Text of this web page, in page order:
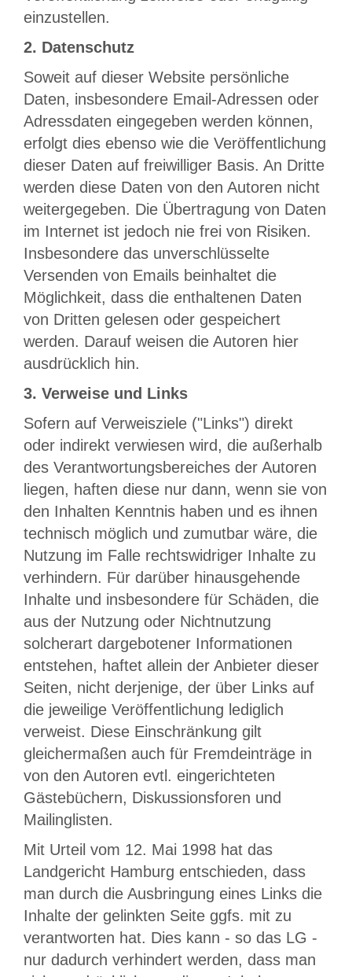
einzustellen.
2. Datenschutz
Soweit auf dieser Website persönliche
Daten, insbesondere Email-Adressen oder
Adressdaten eingegeben werden können,
erfolgt dies ebenso wie die Veröffentlichung
dieser Daten auf freiwilliger Basis. An Dritte
werden diese Daten von den Autoren nicht
weitergegeben. Die Übertragung von Daten
im Internet ist jedoch nie frei von Risiken.
Insbesondere das unverschlüsselte
Versenden von Emails beinhaltet die
Möglichkeit, dass die enthaltenen Daten
von Dritten gelesen oder gespeichert
werden. Darauf weisen die Autoren hier
ausdrücklich hin.
3. Verweise und Links
Sofern auf Verweisziele ("Links") direkt
oder indirekt verwiesen wird, die außerhalb
des Verantwortungsbereiches der Autoren
liegen, haften diese nur dann, wenn sie von
den Inhalten Kenntnis haben und es ihnen
technisch möglich und zumutbar wäre, die
Nutzung im Falle rechtswidriger Inhalte zu
verhindern. Für darüber hinausgehende
Inhalte und insbesondere für Schäden, die
aus der Nutzung oder Nichtnutzung
solcherart dargebotener Informationen
entstehen, haftet allein der Anbieter dieser
Seiten, nicht derjenige, der über Links auf
die jeweilige Veröffentlichung lediglich
verweist. Diese Einschränkung gilt
gleichermaßen auch für Fremdeinträge in
von den Autoren evtl. eingerichteten
Gästebüchern, Diskussionsforen und
Mailinglisten.
Mit Urteil vom 12. Mai 1998 hat das
Landgericht Hamburg entschieden, dass
man durch die Ausbringung eines Links die
Inhalte der gelinkten Seite ggfs. mit zu
verantworten hat. Dies kann - so das LG -
nur dadurch verhindert werden, dass man